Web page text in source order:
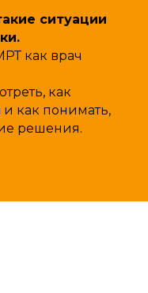
ситуации
как врач
как
и как понимать,
решения.